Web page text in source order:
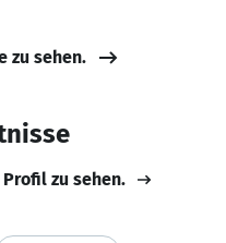
zu sehen.
zu sehen.